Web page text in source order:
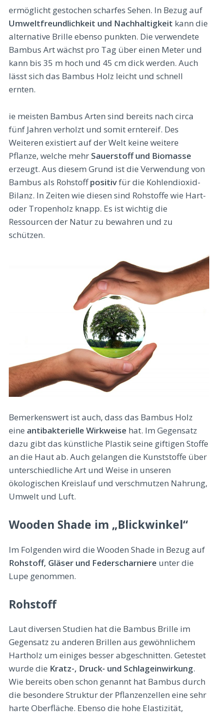
ermöglicht gestochen scharfes Sehen. In Bezug auf
Umweltfreundlichkeit und Nachhaltigkeit kann die
alternative Brille ebenso punkten. Die verwendete
Bambus Art wächst pro Tag über einen Meter und
kann bis 35 m hoch und 45 cm dick werden. Auch
lässt sich das Bambus Holz leicht und schnell
ernten.
ie meisten Bambus Arten sind bereits nach circa
fünf Jahren verholzt und somit erntereif. Des
Weiteren existiert auf der Welt keine weitere
Pflanze, welche mehr Sauerstoff und Biomasse
erzeugt. Aus diesem Grund ist die Verwendung von
Bambus als Rohstoffpositivfür die Kohlendioxid-
Bilanz. In Zeiten wie diesen sind Rohstoffe wie Hart-
oder Tropenholz knapp. Es ist wichtig die
Ressourcen der Natur zu bewahren und zu
schützen.
Bemerkenswert ist auch, dass das Bambus Holz
eine antibakterielle Wirkweise hat. Im Gegensatz
dazu gibt das künstliche Plastik seine giftigen Stoffe
an die Haut ab. Auch gelangen die Kunststoffe über
unterschiedliche Art und Weise in unseren
ökologischen Kreislauf und verschmutzen Nahrung,
Umwelt und Luft.
Wooden Shade im „Blickwinkel“
Im Folgenden wird die Wooden Shade in Bezug auf
Rohstoff, Gläser und Federscharniere unter die
Lupe genommen.
Rohstoff
Laut diversen Studien hat die Bambus Brille im
Gegensatz zu anderen Brillen aus gewöhnlichem
Hartholz um einiges besser abgeschnitten. Getestet
wurde die Kratz-, Druck- und Schlageinwirkung.
Wie bereits oben schon genannt hat Bambus durch
die besondere Struktur der Pflanzenzellen eine sehr
harte Oberfläche. Ebenso die hohe Elastizität,